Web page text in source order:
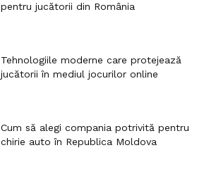
pentru jucătorii din România
Tehnologiile moderne care protejează
jucătorii în mediul jocurilor online
Cum să alegi compania potrivită pentru
chirie auto în Republica Moldova